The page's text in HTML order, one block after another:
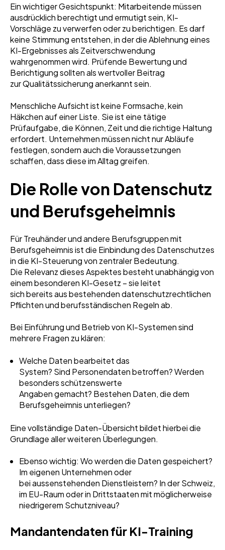
Ein wichtiger Gesichtspunkt: Mitarbeitende müssen
ausdrücklich berechtigt und ermutigt sein, KI-
Vorschläge zu verwerfen oder zu berichtigen. Es darf
keine Stimmung entstehen, in der die Ablehnung eines
KI-Ergebnisses als Zeitverschwendung
wahrgenommen wird. Prüfende Bewertung und
Berichtigung sollten als wertvoller Beitrag
zur Qualitätssicherung anerkannt sein.
Menschliche Aufsicht ist keine Formsache, kein
Häkchen auf einer Liste. Sie ist eine tätige
Prüfaufgabe, die Können, Zeit und die richtige Haltung
erfordert. Unternehmen müssen nicht nur Abläufe
festlegen, sondern auch die Voraussetzungen
schaffen, dass diese im Alltag greifen.
Die Rolle von Datenschutz
und Berufsgeheimnis
Für Treuhänder und andere Berufsgruppen mit
Berufsgeheimnis ist die Einbindung des Datenschutzes
in die KI-Steuerung von zentraler Bedeutung.
Die Relevanz dieses Aspektes besteht unabhängig von
einem besonderen KI-Gesetz – sie leitet
sich bereits aus bestehenden datenschutzrechtlichen
Pflichten und berufsständischen Regeln ab.
Bei Einführung und Betrieb von KI-Systemen sind
mehrere Fragen zu klären:
Welche Daten bearbeitet das
System? Sind Personendaten betroffen? Werden
besonders schützenswerte
Angaben gemacht? Bestehen Daten, die dem
Berufsgeheimnis unterliegen?
Eine vollständige Daten-Übersicht bildet hierbei die
Grundlage aller weiteren Überlegungen.
Ebenso wichtig: Wo werden die Daten gespeichert?
Im eigenen Unternehmen oder
bei aussenstehenden Dienstleistern? In der Schweiz,
im EU-Raum oder in Drittstaaten mit möglicherweise
niedrigerem Schutzniveau?
Mandantendaten für KI-Training